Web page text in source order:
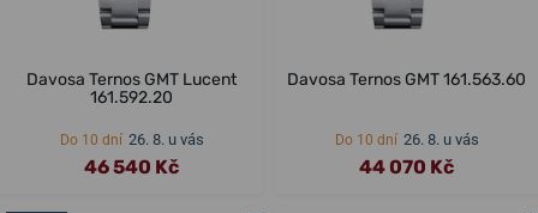
Davosa Ternos GMT Lucent
161.592.20
Do 10 dní 26. 8. u vás
46 540 Kč
Davosa Ternos GMT 161.563.60
Do 10 dní 26. 8. u vás
44 070 Kč